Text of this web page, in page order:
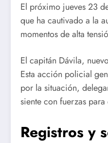
El próximo jueves 23
que ha cautivado a la
momentos de alta
El capitán Dávila,
Esta acción policial
por la situación,
siente con fuerzas
Registros y